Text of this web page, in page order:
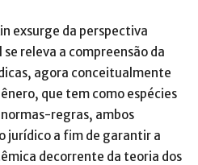
exsurge da perspectiva
releva a compreensão da
agora conceitualmente
que tem como espécies
regras, ambos
jurídico a fim de garantir a
decorrente da teoria dos